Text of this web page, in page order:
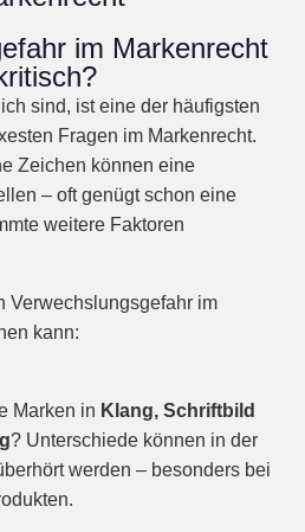
im Markenrecht
sind, ist eine der häufigsten
Fragen im Markenrecht.
Zeichen können eine
– oft genügt schon eine
weitere Faktoren
Verwechslungsgefahr im
kann:
Marken in Klang, Schriftbild
? Unterschiede können in der
werden – besonders bei